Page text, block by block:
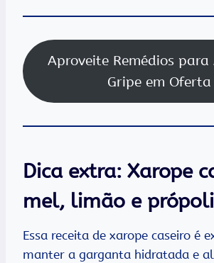
Aproveite Remédios
Gripe em Oferta
Dica extra: Xarope
mel, limão e
Essa receita de xarope caseiro é
manter a garganta hidratada e